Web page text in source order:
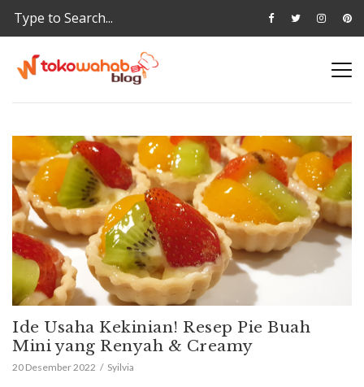
Ide Usaha Kekinian! Resep Pie Buah
Mini yang Renyah & Creamy
20 Desember 2022 Syilvia